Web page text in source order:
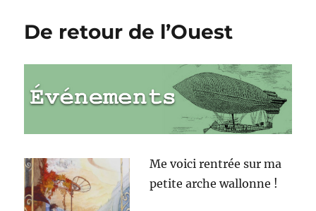
l’écharpe
De retour de l’Ouest
Me voici rentrée sur ma
petite arche wallonne !